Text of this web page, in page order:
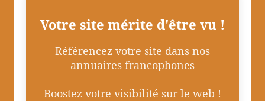
Votre site mérite d'être vu !
Référencez votre site dans nos
annuaires francophones
Boostez votre visibilité sur le web !